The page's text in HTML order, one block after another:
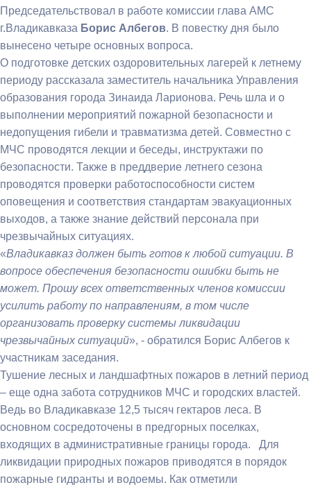
Председательствовал в работе комиссии глава АМС
г.Владикавказа Борис Албегов. В повестку дня было
вынесено четыре основных вопроса.
О подготовке детских оздоровительных лагерей к летнему
периоду рассказала заместитель начальника Управления
образования города Зинаида Ларионова. Речь шла и о
выполнении мероприятий пожарной безопасности и
недопущения гибели и травматизма детей. Совместно с
МЧС проводятся лекции и беседы, инструктажи по
безопасности. Также в преддверие летнего сезона
проводятся проверки работоспособности систем
оповещения и соответствия стандартам эвакуационных
выходов, а также знание действий персонала при
чрезвычайных ситуациях.
«Владикавказ должен быть готов к любой ситуации. В
вопросе обеспечения безопасности ошибки быть не
может. Прошу всех ответственных членов комиссии
усилить работу по направлениям, в том числе
организовать проверку системы ликвидации
чрезвычайных ситуаций», - обратился Борис Албегов к
участникам заседания.
Тушение лесных и ландшафтных пожаров в летний период
– еще одна забота сотрудников МЧС и городских властей.
Ведь во Владикавказе 12,5 тысяч гектаров леса. В
основном сосредоточены в предгорных поселках,
входящих в административные границы города. Для
ликвидации природных пожаров приводятся в порядок
пожарные гидранты и водоемы. Как отметили